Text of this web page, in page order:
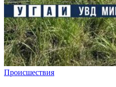
Происшествия